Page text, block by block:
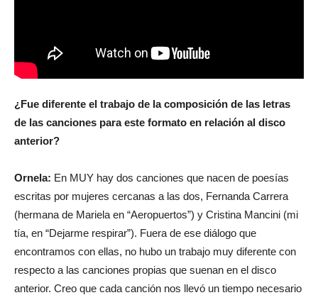
¿Fue diferente el trabajo de la composición de las letras
de las canciones para este formato en relación al disco
anterior?
Ornela: En MUY hay dos canciones que nacen de poesías
escritas por mujeres cercanas a las dos, Fernanda Carrera
(hermana de Mariela en “Aeropuertos”) y Cristina Mancini (mi
tía, en “Dejarme respirar”). Fuera de ese diálogo que
encontramos con ellas, no hubo un trabajo muy diferente con
respecto a las canciones propias que suenan en el disco
anterior. Creo que cada canción nos llevó un tiempo necesario